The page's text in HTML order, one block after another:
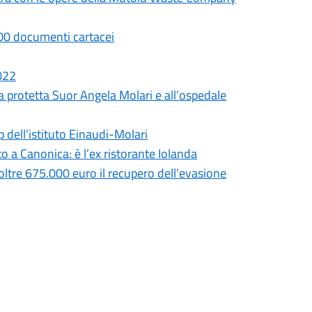
documenti cartacei
Suor Angela Molari e all’ospedale
dell’istituto Einaudi-Molari
Canonica: è l’ex ristorante Iolanda
675.000 euro il recupero dell’evasione